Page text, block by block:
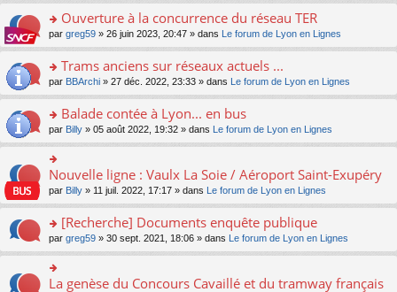
pl
u
s
e
nt
lu
le
pl
u
s
e
nt
e
n
o
lu
le
pl
u
s
c
nt
s
a
g
e
n
lu
le
pl
u
s
c
e
nt
ult
er
le
m
e
a
g
e
n
o
lu
pl
u
s
ré
c
o
n
ult
er
le
m
e
s
g
e
n
o
lu
pl
u
Ouverture à la concurrence du réseau TER
par greg59 » 26 juin 2023, 20:47 » dans Le forum de Lyon en Lignes
o
n
ult
er
le
m
e
s
g
e
n
o
n
Trams anciens sur réseaux actuels ...
par BBArchi » 27 déc. 2022, 23:33 » dans Le forum de Lyon en Lignes
o
n
s
ult
er
le
m
e
s
a
e
Balade contée à Lyon... en bus
par Billy » 05 août 2022, 19:32 » dans Le forum de Lyon en Lignes
o
n
er
le
m
e
s
Nouvelle ligne : Vaulx La Soie / Aéroport Saint-Exupéry
par Billy » 11 juil. 2022, 17:17 » dans Le forum de Lyon en Lignes
o
n
s
ult
[Recherche] Documents enquête publique
par greg59 » 30 sept. 2021, 18:06 » dans Le forum de Lyon en Lignes
La genèse du Concours Cavaillé et du tramway français